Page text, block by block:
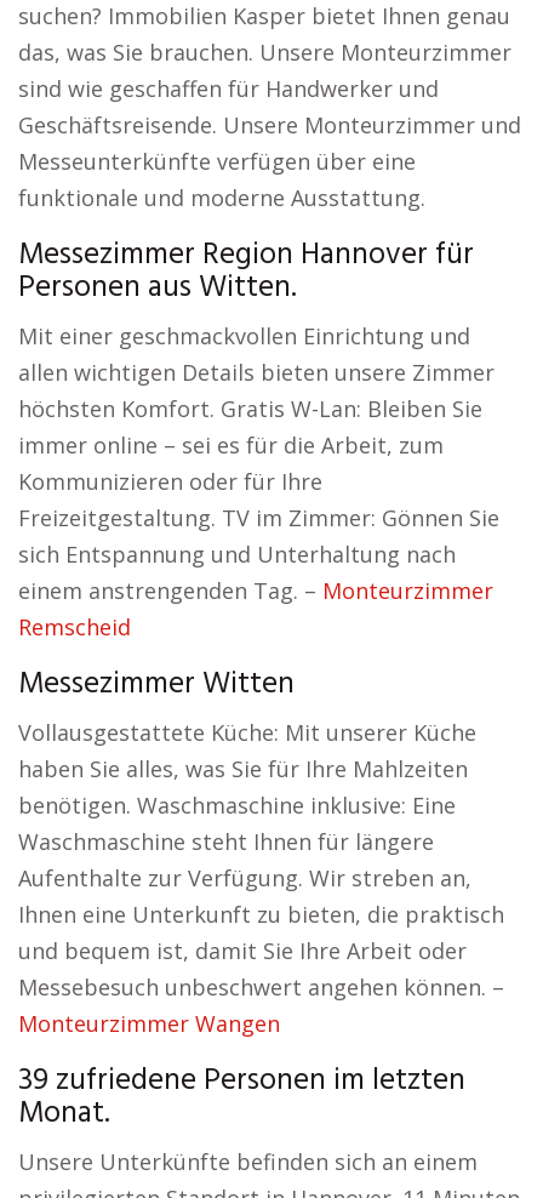
suchen? Immobilien Kasper bietet Ihnen genau
das, was Sie brauchen. Unsere Monteurzimmer
sind wie geschaffen für Handwerker und
Geschäftsreisende. Unsere Monteurzimmer und
Messeunterkünfte verfügen über eine
funktionale und moderne Ausstattung.
Messezimmer Region Hannover für
Personen aus Witten.
Mit einer geschmackvollen Einrichtung und
allen wichtigen Details bieten unsere Zimmer
höchsten Komfort. Gratis W-Lan: Bleiben Sie
immer online – sei es für die Arbeit, zum
Kommunizieren oder für Ihre
Freizeitgestaltung. TV im Zimmer: Gönnen Sie
sich Entspannung und Unterhaltung nach
einem anstrengenden Tag. – Monteurzimmer
Remscheid
Messezimmer Witten
Vollausgestattete Küche: Mit unserer Küche
haben Sie alles, was Sie für Ihre Mahlzeiten
benötigen. Waschmaschine inklusive: Eine
Waschmaschine steht Ihnen für längere
Aufenthalte zur Verfügung. Wir streben an,
Ihnen eine Unterkunft zu bieten, die praktisch
und bequem ist, damit Sie Ihre Arbeit oder
Messebesuch unbeschwert angehen können. –
Monteurzimmer Wangen
39 zufriedene Personen im letzten
Monat.
Unsere Unterkünfte befinden sich an einem